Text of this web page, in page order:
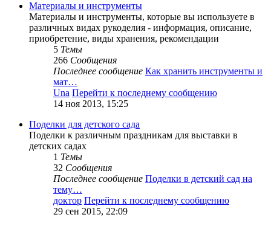
Материалы и инструменты
Материалы и инструменты, которые вы используете в
различных видах рукоделия - информация, описание,
приобретение, виды хранения, рекомендации
5 Темы
266 Сообщения
Последнее сообщение Как хранить инструменты и
мат…
Una Перейти к последнему сообщению
14 ноя 2013, 15:25
Поделки для детского сада
Поделки к различным праздникам для выставки в
детских садах
1 Темы
32 Сообщения
Последнее сообщение Поделки в детский сад на
тему…
доктор Перейти к последнему сообщению
29 сен 2015, 22:09